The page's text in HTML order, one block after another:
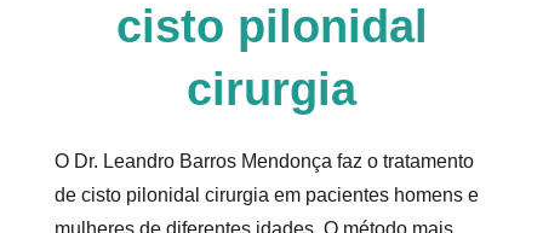
cisto pilonidal
cirurgia
O Dr. Leandro Barros Mendonça faz o tratamento
de cisto pilonidal cirurgia em pacientes homens e
mulheres de diferentes idades. O método mais